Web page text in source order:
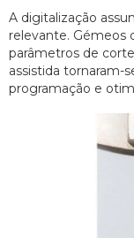
A digitalização
relevante. Gémeos
parâmetros de
assistida tornaram-
programação e